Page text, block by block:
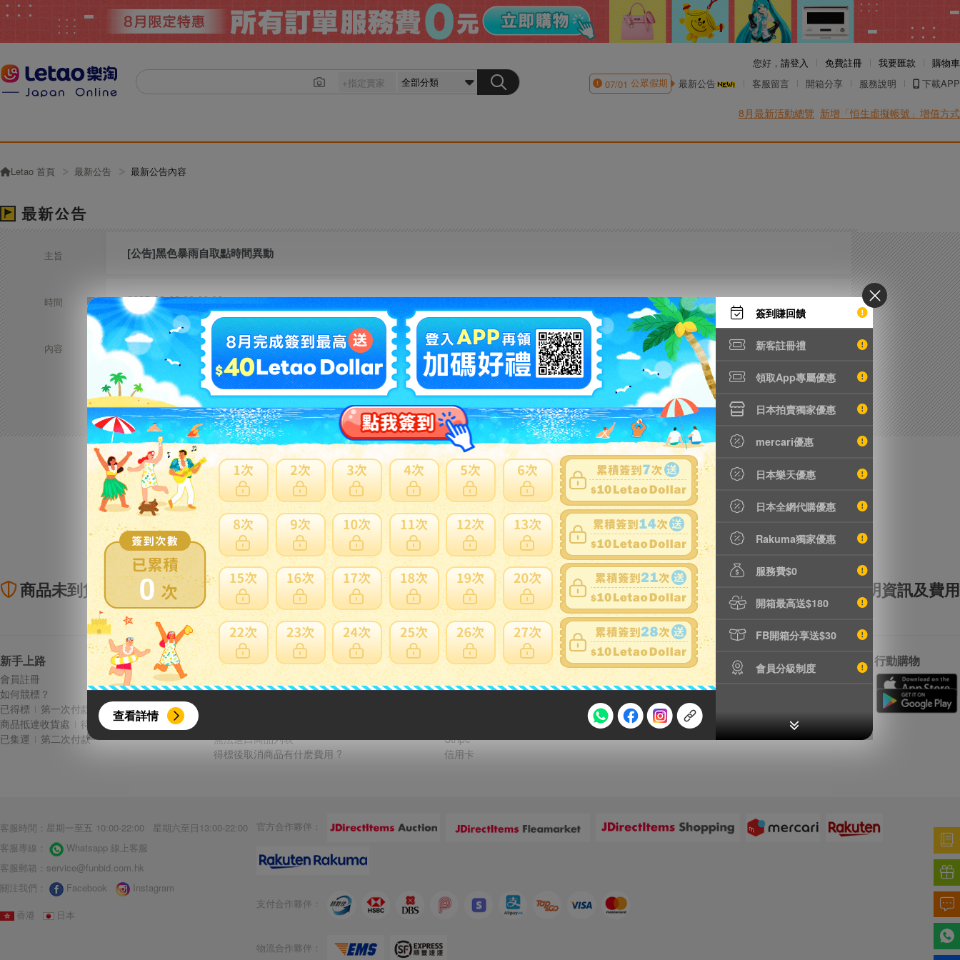
0
2026年8月1日上午00:00開始至2026年8月31日晚上23:59結束。
每人單一帳號每日只可簽到1次，逾期不得補簽。
，系統會即時發放「$10 Letao Dollar」至會員帳戶中。
本月簽到活動最多可獲得「$40 Letao Dollar」。
Letao Dollar使用規則：
查看詳情
簽到賺回饋
新客註冊禮
領取App專屬優惠
日本拍賣獨家優惠
mercari優惠
日本樂天優惠
日本全網代購優惠
Rakuma獨家優惠
服務費$0
開箱最高送$180
FB開箱分享送$30
會員分級制度
您好， 請登入 免費註冊 我要匯款
購物車
07/01 公眾假期 最新公告 客服留言 開箱分享 服務說明 下載APP
8月最新活動總覽 新增「恒生虛擬帳號」增值方式
Letao 首頁 最新公告 最新公告內容
主旨 [公告]黑色暴雨自取點時間異動
時間 2025-09-08 09:00:00
內容 親愛的funbid會員您好:
因今日氣象台公布黑色暴雨，自取點暫停營業，如有公布 解除黑色暴雨，將在發布後2小時恢復營業。
如有不便之處，敬請見諒
返回上一頁
商品未到貨全額理賠 賣家寄錯全額處理 運送損壞全額理賠 全透明資訊及費用
新手上路
會員註冊
如何競標？
已得標
第一次付款
商品抵達收貨處
待集運
已集運
第二次付款
常見問題
費用說明
議價方式與規則
無法進口商品列表
得標後取消商品有什麽費用 ?
支付方式
FPS 轉數快 / Tap & Go 拍住賞 - FPS
銀行轉帳
Stripe
信用卡
特別服務
鐵壺漏水檢測
精品鑑定
加強包裝
行動購物
客服時間：星期一至五 10:00-22:00 星期六至日13:00-22:00
客服專線：
Whatsapp 線上客服
客服郵箱： service@funbid.com.hk
關注我們：
Facebook
Instagram
香港
日本
官方合作夥伴：
支付合作夥伴：
物流合作夥伴：